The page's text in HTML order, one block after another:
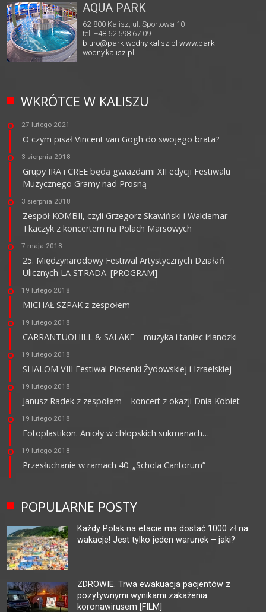
AQUA PARK
62-800 Kalisz, ul. Sportowa 10
tel. +48 62 598 67 09
biuro@park-wodny.kalisz.pl www.park-
wodny.kalisz.pl
WKRÓTCE W KALISZU
27 lutego 2021
O czym pisał Vincent van Gogh do swojego brata?
3 sierpnia 2018
Grupy IRA i CREE będą gwiazdami XII edycji Festiwalu
Muzycznego Gramy nad Prosną
3 sierpnia 2018
Zespół KOMBII, czyli Grzegorz Skawiński i Waldemar
Tkaczyk z koncertem na Polach Marsowych
7 maja 2018
25. Międzynarodowy Festiwal Artystycznych Działań
Ulicznych LA STRADA. [PROGRAM]
19 lutego 2018
MICHAŁ SZPAK z zespołem
19 lutego 2018
CARRANTUOHILL & SALAKE – muzyka i taniec irlandzki
19 lutego 2018
SHALOM VIII Festiwal Piosenki Żydowskiej i Izraelskiej
19 lutego 2018
Janusz Radek z zespołem – koncert z okazji Dnia Kobiet
19 lutego 2018
Fotoplastikon. Anioły w chłopskich sukmanach…
19 lutego 2018
Przesłuchanie w ramach 40. „Schola Cantorum”
POPULARNE POSTY
Każdy Polak na etacie ma dostać 1000 zł na
wakacje! Jest tylko jeden warunek – jaki?
ZDROWIE. Trwa ewakuacja pacjentów z
pozytywnymi wynikami zakażenia
koronawirusem [FILM]